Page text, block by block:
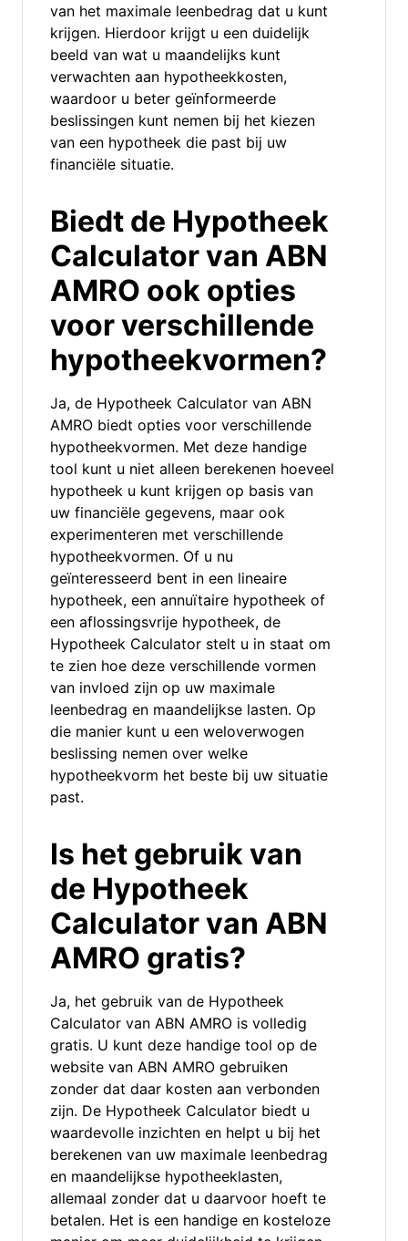
van het maximale leenbedrag dat u kunt
krijgen. Hierdoor krijgt u een duidelijk
beeld van wat u maandelijks kunt
verwachten aan hypotheekkosten,
waardoor u beter geïnformeerde
beslissingen kunt nemen bij het kiezen
van een hypotheek die past bij uw
financiële situatie.
Biedt de Hypotheek
Calculator van ABN
AMRO ook opties
voor verschillende
hypotheekvormen?
Ja, de Hypotheek Calculator van ABN
AMRO biedt opties voor verschillende
hypotheekvormen. Met deze handige
tool kunt u niet alleen berekenen hoeveel
hypotheek u kunt krijgen op basis van
uw financiële gegevens, maar ook
experimenteren met verschillende
hypotheekvormen. Of u nu
geïnteresseerd bent in een lineaire
hypotheek, een annuïtaire hypotheek of
een aflossingsvrije hypotheek, de
Hypotheek Calculator stelt u in staat om
te zien hoe deze verschillende vormen
van invloed zijn op uw maximale
leenbedrag en maandelijkse lasten. Op
die manier kunt u een weloverwogen
beslissing nemen over welke
hypotheekvorm het beste bij uw situatie
past.
Is het gebruik van
de Hypotheek
Calculator van ABN
AMRO gratis?
Ja, het gebruik van de Hypotheek
Calculator van ABN AMRO is volledig
gratis. U kunt deze handige tool op de
website van ABN AMRO gebruiken
zonder dat daar kosten aan verbonden
zijn. De Hypotheek Calculator biedt u
waardevolle inzichten en helpt u bij het
berekenen van uw maximale leenbedrag
en maandelijkse hypotheeklasten,
allemaal zonder dat u daarvoor hoeft te
betalen. Het is een handige en kosteloze